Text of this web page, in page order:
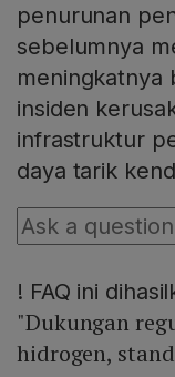
penurunan
sebelumnya
meningkatnya
insiden
infrastruktur
daya tarik
! FAQ ini
"Dukungan
hidrogen,